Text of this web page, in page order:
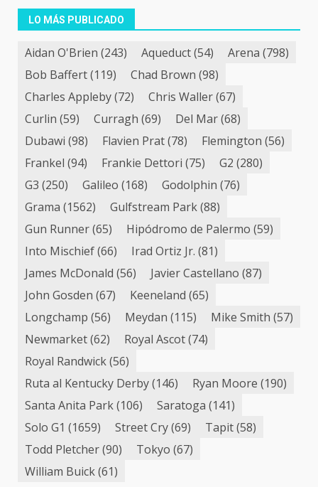
de
entradas
LO MÁS PUBLICADO
Aidan O'Brien (243) Aqueduct(54) Arena (798)
Bob Baffert(119) Chad Brown (98)
Charles Appleby(72) Chris Waller(67)
Curlin (59) Curragh (69) Del Mar(68)
Dubawi (98) Flavien Prat(78) Flemington (56)
Frankel (94) Frankie Dettori (75) G2 (280)
G3 (250) Galileo (168) Godolphin (76)
Grama (1562) Gulfstream Park(88)
Gun Runner(65) Hipódromo de Palermo (59)
Into Mischief(66) Irad Ortiz Jr. (81)
James McDonald (56) Javier Castellano (87)
John Gosden (67) Keeneland (65)
Longchamp (56) Meydan (115) Mike Smith (57)
Newmarket(62) Royal Ascot(74)
Royal Randwick(56)
Ruta al Kentucky Derby(146) Ryan Moore (190)
Santa Anita Park(106) Saratoga (141)
Solo G1 (1659) Street Cry(69) Tapit(58)
Todd Pletcher(90) Tokyo (67)
William Buick(61)